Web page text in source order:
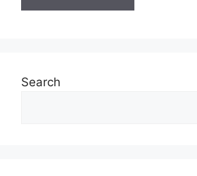
Search